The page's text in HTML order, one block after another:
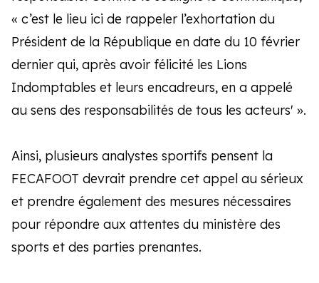
« c’est le lieu ici de rappeler l’exhortation du
Président de la République en date du 10 février
dernier qui, après avoir félicité les Lions
Indomptables et leurs encadreurs, en a appelé
au sens des responsabilités de tous les acteurs' ».
Ainsi, plusieurs analystes sportifs pensent la
FECAFOOT devrait prendre cet appel au sérieux
et prendre également des mesures nécessaires
pour répondre aux attentes du ministère des
sports et des parties prenantes.